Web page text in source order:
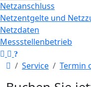
Netzanschluss
Netzentgelte und
Netzdaten
Messstellenbetrieb
Startseite
Service Termin